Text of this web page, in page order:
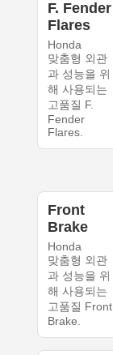
F. Fender
Flares
Honda
맞춤형 외관
과 성능을 위
해 사용되는
고품질 F.
Fender
Flares.
Front
Brake
Honda
맞춤형 외관
과 성능을 위
해 사용되는
고품질 Front
Brake.